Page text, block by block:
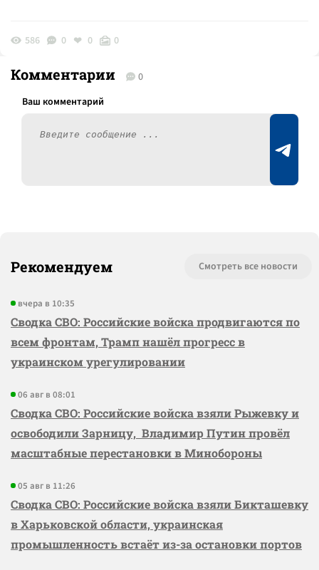
586 0 0 0
Комментарии 0
Рекомендуем Смотреть все новости
вчера в 10:35
Сводка СВО: Российские войска продвигаются по
всем фронтам, Трамп нашёл прогресс в
украинском урегулировании
06 авг в 08:01
Сводка СВО: Российские войска взяли Рыжевку и
освободили Зарницу, Владимир Путин провёл
масштабные перестановки в Минобороны
05 авг в 11:26
Сводка СВО: Российские войска взяли Бикташевку
в Харьковской области, украинская
промышленность встаёт из-за остановки портов